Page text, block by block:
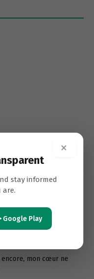
particulier du patron
8 August 2026 Actu Paris
Liban désigné « zone
pour rendre la vie
encore, mon cœur ne
×
stay informed
are.
Google Play